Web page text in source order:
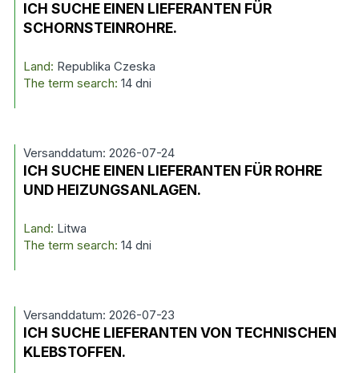
ICH SUCHE EINEN LIEFERANTEN FÜR
SCHORNSTEINROHRE.
Land: Republika Czeska
The term search: 14 dni
Versanddatum: 2026-07-24
ICH SUCHE EINEN LIEFERANTEN FÜR ROHRE
UND HEIZUNGSANLAGEN.
Land: Litwa
The term search: 14 dni
Versanddatum: 2026-07-23
ICH SUCHE LIEFERANTEN VON TECHNISCHEN
KLEBSTOFFEN.